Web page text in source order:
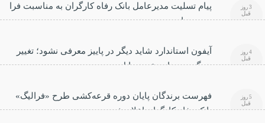
پیام تسلیت مدیرعامل بانک رفاه کارگران به مناسبت فرا
رسیدن اربعین حسینی
3 روز
قبل
آیفون استاندارد شاید دیگر در پاییز معرفی نشود؛ تغییر
بزرگ در برنامه عرضه اپل
4 روز
قبل
فهرست برندگان پایان دوره قرعه‌کشی طرح «فرالیگ»
بانک رفاه کارگران اعلام شد
5 روز
قبل